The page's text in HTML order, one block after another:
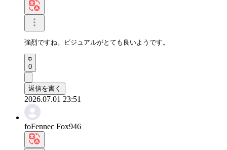
強烈ですね。ビジュアルがとても良いようです。
0
返信を書く
2026.07.01 23:51
foFennec Fox946